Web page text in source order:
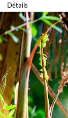
Détails